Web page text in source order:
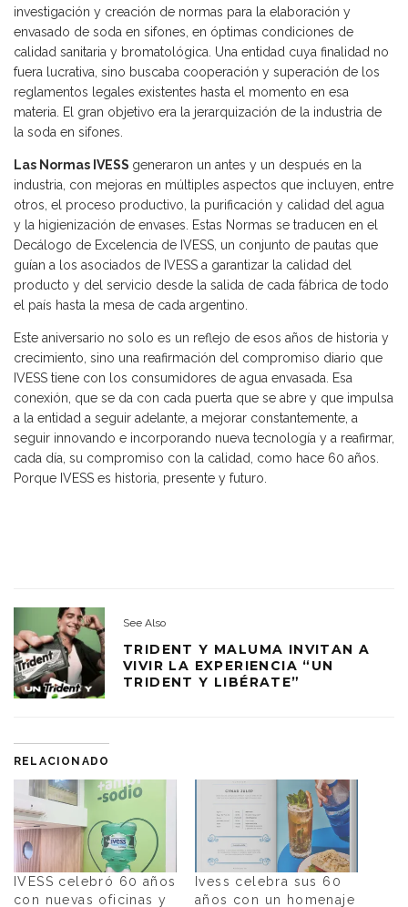
investigación y creación de normas para la elaboración y
envasado de soda en sifones, en óptimas condiciones de
calidad sanitaria y bromatológica. Una entidad cuya finalidad no
fuera lucrativa, sino buscaba cooperación y superación de los
reglamentos legales existentes hasta el momento en esa
materia. El gran objetivo era la jerarquización de la industria de
la soda en sifones.
Las Normas IVESS generaron un antes y un después en la
industria, con mejoras en múltiples aspectos que incluyen, entre
otros, el proceso productivo, la purificación y calidad del agua
y la higienización de envases. Estas Normas se traducen en el
Decálogo de Excelencia de IVESS, un conjunto de pautas que
guían a los asociados de IVESS a garantizar la calidad del
producto y del servicio desde la salida de cada fábrica de todo
el país hasta la mesa de cada argentino.
Este aniversario no solo es un reflejo de esos años de historia y
crecimiento, sino una reafirmación del compromiso diario que
IVESS tiene con los consumidores de agua envasada. Esa
conexión, que se da con cada puerta que se abre y que impulsa
a la entidad a seguir adelante, a mejorar constantemente, a
seguir innovando e incorporando nueva tecnología y a reafirmar,
cada día, su compromiso con la calidad, como hace 60 años.
Porque IVESS es historia, presente y futuro.
See Also
TRIDENT Y MALUMA INVITAN A
VIVIR LA EXPERIENCIA “UN
TRIDENT Y LIBÉRATE”
RELACIONADO
IVESS celebró 60 años
con nuevas oficinas y
Ivess celebra sus 60
años con un homenaje